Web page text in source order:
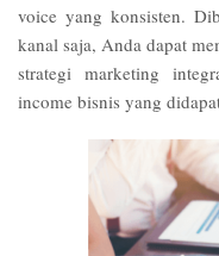
voice yang konsisten.
kanal saja, Anda dapat
strategi marketing
income bisnis yang